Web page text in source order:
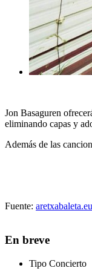
Jon Basaguren
eliminando capas y
Además de las
Fuente:
En breve
Tipo Concierto